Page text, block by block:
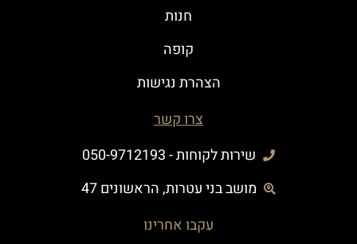
חנות
קופה
הצהרת נגישות
צרו קשר
שירות לקוחות - 050-9712193
מושב בני עטרות, הראשונים 47
עקבו אחרינו